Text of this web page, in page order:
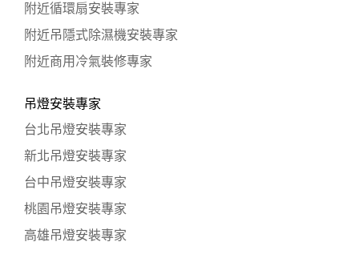
附近循環扇安裝專家
附近吊隱式除濕機安裝專家
附近商用冷氣裝修專家
吊燈安裝專家
台北吊燈安裝專家
新北吊燈安裝專家
台中吊燈安裝專家
桃園吊燈安裝專家
高雄吊燈安裝專家